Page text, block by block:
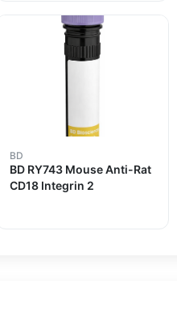
BD
BD RY743 Mouse Anti-Rat
CD18 Integrin 2